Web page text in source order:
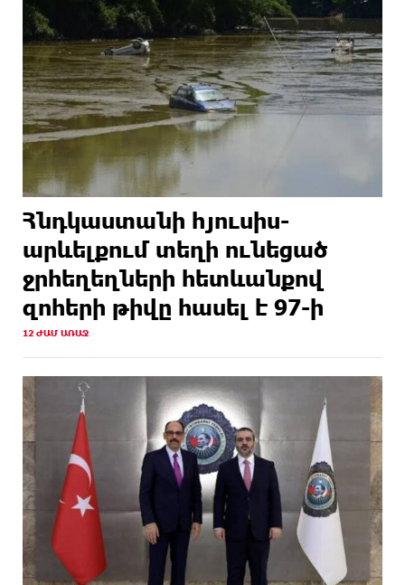
Հնդկաստանի հյուսիս-
արևելքում տեղի ունեցած
ջրհեղեղների հետևանքով
զոհերի թիվը հասել է 97-ի
12 ԺԱՄ ԱՌԱՋ